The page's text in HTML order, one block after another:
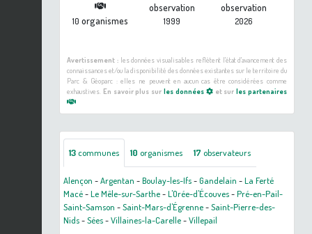
10 organismes
observation
1999
observation
2026
Avertissement :les données visualisables reflètent l'état d'avancement des
connaissances et/ou la disponibilité des données existantes sur le territoire du
Parc & Géoparc : elles ne peuvent en aucun cas être considérées comme
exhaustives. En savoir plus sur les données et surles partenaires
13communes 10 organismes 17 observateurs
Alençon -Argentan -Boulay-les-Ifs-Gandelain -La Ferté
Macé-Le Mêle-sur-Sarthe-L'Orée-d'Écouves-Pré-en-Pail-
Saint-Samson -Saint-Mars-d'Égrenne-Saint-Pierre-des-
Nids-Sées-Villaines-la-Carelle-Villepail